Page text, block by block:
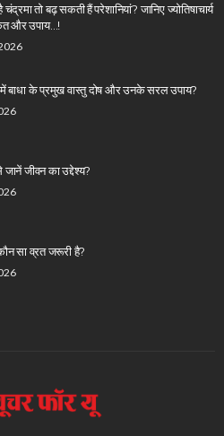
तो बढ़ सकती हैं परेशानियां? जानिए ज्योतिषाचार्य
और उपाय…!
में बाधा के प्रमुख वास्तु दोष और उनके सरल उपाय?
जीवन का उद्देश्य?
सा व्रत जरूरी है?